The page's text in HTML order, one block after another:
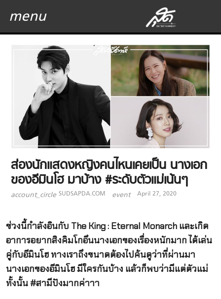
menu
ส่องนักแสดงหญิงคนไหนเคยเป็น นางเอก
ของอีมินโฮ มาบ้าง #ระดับตัวแม่เน้นๆ
account_circle SUDSAPDA.COM event April 27, 2020
ช่วงนี้กำลังอินกับ The King : Eternal Monarch และเกิด
อาการอยากสิงคิมโกอึนนางเอกของเรื่องหนักมาก ได้เล่น
คู่กับอีมินโฮ ทางเราถึงขนาดต้องไปค้นดูว่าที่ผ่านมา
นางเอกของอีมินโฮ มีใครกันบ้าง แล้วก็พบว่ามีแต่ตัวแม่
ทั้งนั้น #สามีปังมากค่าาา